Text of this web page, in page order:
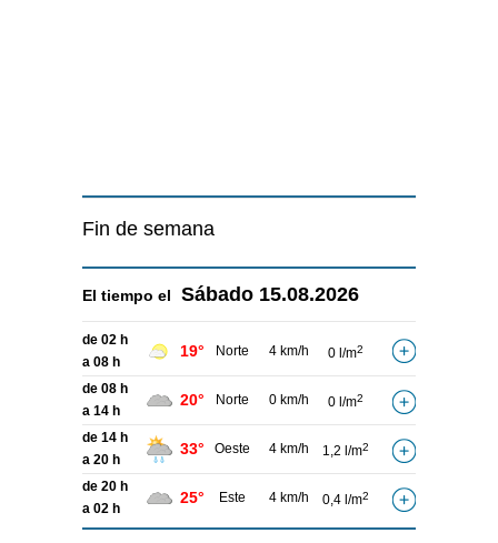
Fin de semana
El tiempo el Sábado 15.08.2026
de 02 h
a 08 h
19° Norte 4 km/h 0 l/m2
de 08 h
a 14 h
20° Norte 0 km/h 0 l/m2
de 14 h
a 20 h
33° Oeste 4 km/h 1,2 l/m2
de 20 h
a 02 h
25° Este 4 km/h 0,4 l/m2